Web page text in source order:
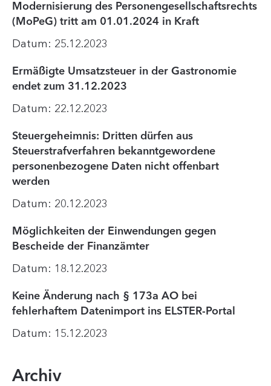
Modernisierung des Personengesellschaftsrechts
(MoPeG) tritt am 01.01.2024 in Kraft
Datum: 25.12.2023
Ermäßigte Umsatzsteuer in der Gastronomie
endet zum 31.12.2023
Datum: 22.12.2023
Steuergeheimnis: Dritten dürfen aus
Steuerstrafverfahren bekanntgewordene
personenbezogene Daten nicht offenbart
werden
Datum: 20.12.2023
Möglichkeiten der Einwendungen gegen
Bescheide der Finanzämter
Datum: 18.12.2023
Keine Änderung nach § 173a AO bei
fehlerhaftem Datenimport ins ELSTER-Portal
Datum: 15.12.2023
Archiv